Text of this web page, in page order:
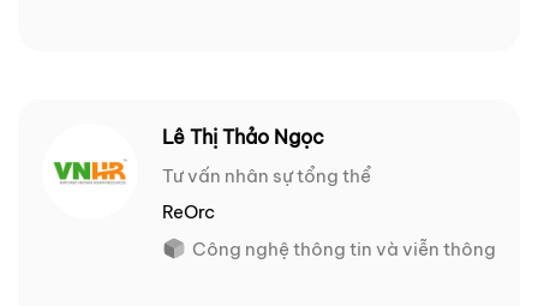
Lê Thị Thảo Ngọc
Tư vấn nhân sự tổng thể
ReOrc
Công nghệ thông tin và viễn thông